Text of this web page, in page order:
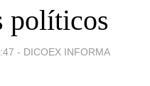
políticos
- DICOEX INFORMA